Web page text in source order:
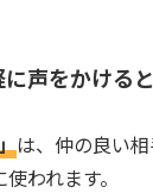
声をかける
は、仲の良い
われます。